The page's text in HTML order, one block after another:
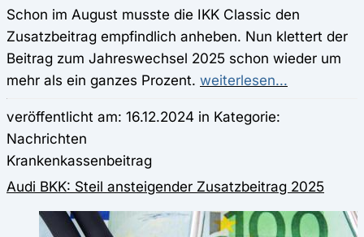
Schon im August musste die IKK Classic den
Zusatzbeitrag empfindlich anheben. Nun klettert der
Beitrag zum Jahreswechsel 2025 schon wieder um
mehr als ein ganzes Prozent. weiterlesen...
veröffentlicht am: 16.12.2024 in Kategorie:
Nachrichten
Krankenkassenbeitrag
Audi BKK: Steil ansteigender Zusatzbeitrag 2025